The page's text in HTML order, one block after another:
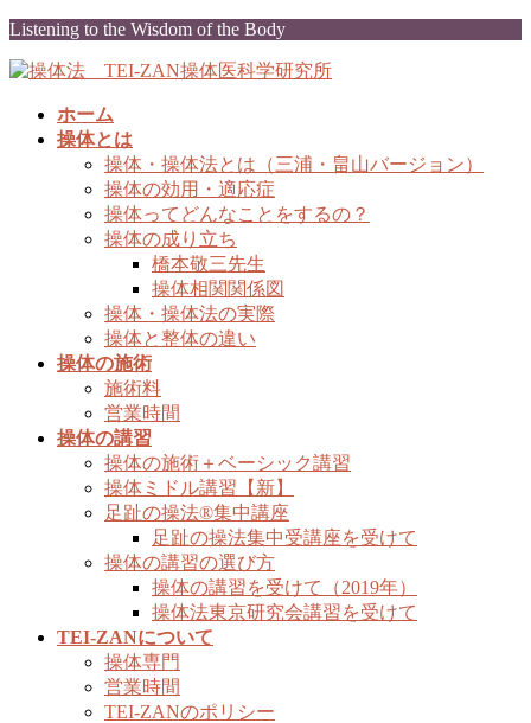
コ
テ
ナ
ゲ
Listening to the Wisdom of the Body
ホーム
操体とは
操体・操体法とは（三浦・畠山バージョン）
操体の効用・適応症
操体ってどんなことをするの？
操体の成り立ち
橋本敬三先生
操体相関関係図
操体・操体法の実際
操体と整体の違い
操体の施術
施術料
営業時間
操体の講習
操体の施術＋ベーシック講習
操体ミドル講習【新】
足趾の操法®集中講座
足趾の操法集中受講座を受けて
操体の講習の選び方
操体の講習を受けて（2019年）
操体法東京研究会講習を受けて
TEI-ZANについて
操体専門
営業時間
TEI-ZANのポリシー